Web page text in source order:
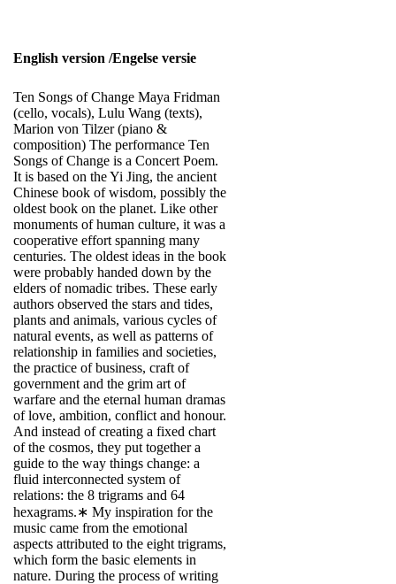
English version /Engelse versie
Ten Songs of Change Maya Fridman
(cello, vocals), Lulu Wang (texts),
Marion von Tilzer (piano &
composition) The performance Ten
Songs of Change is a Concert Poem.
It is based on the Yi Jing, the ancient
Chinese book of wisdom, possibly the
oldest book on the planet. Like other
monuments of human culture, it was a
cooperative effort spanning many
centuries. The oldest ideas in the book
were probably handed down by the
elders of nomadic tribes. These early
authors observed the stars and tides,
plants and animals, various cycles of
natural events, as well as patterns of
relationship in families and societies,
the practice of business, craft of
government and the grim art of
warfare and the eternal human dramas
of love, ambition, conflict and honour.
And instead of creating a fixed chart
of the cosmos, they put together a
guide to the way things change: a
fluid interconnected system of
relations: the 8 trigrams and 64
hexagrams.∗ My inspiration for the
music came from the emotional
aspects attributed to the eight trigrams,
which form the basic elements in
nature. During the process of writing